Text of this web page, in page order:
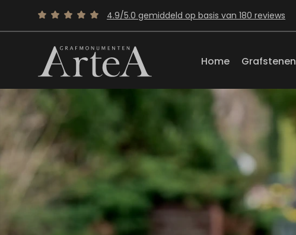
Home Grafstenen
4.9/5.0 gemiddeld op basis van 180 reviews